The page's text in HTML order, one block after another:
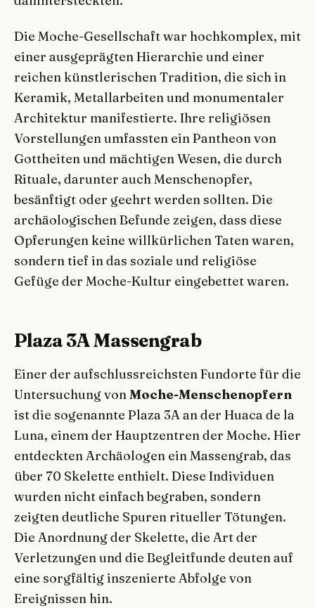
Die Moche-Gesellschaft war hochkomplex, mit
einer ausgeprägten Hierarchie und einer
reichen künstlerischen Tradition, die sich in
Keramik, Metallarbeiten und monumentaler
Architektur manifestierte. Ihre religiösen
Vorstellungen umfassten ein Pantheon von
Gottheiten und mächtigen Wesen, die durch
Rituale, darunter auch Menschenopfer,
besänftigt oder geehrt werden sollten. Die
archäologischen Befunde zeigen, dass diese
Opferungen keine willkürlichen Taten waren,
sondern tief in das soziale und religiöse
Gefüge der Moche-Kultur eingebettet waren.
Plaza 3A Massengrab
Einer der aufschlussreichsten Fundorte für die
Untersuchung vonMoche-Menschenopfern
ist die sogenannte Plaza 3A an der Huaca de la
Luna, einem der Hauptzentren der Moche. Hier
entdeckten Archäologen ein Massengrab, das
über 70 Skelette enthielt. Diese Individuen
wurden nicht einfach begraben, sondern
zeigten deutliche Spuren ritueller Tötungen.
Die Anordnung der Skelette, die Art der
Verletzungen und die Begleitfunde deuten auf
eine sorgfältig inszenierte Abfolge von
Ereignissen hin.